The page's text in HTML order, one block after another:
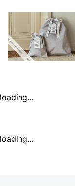
loading...
loading...